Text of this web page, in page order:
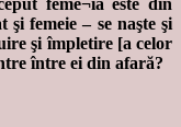
feme¬ia este din
femeie – se naşte şi
şi împletire [a celor
între ei din afară?